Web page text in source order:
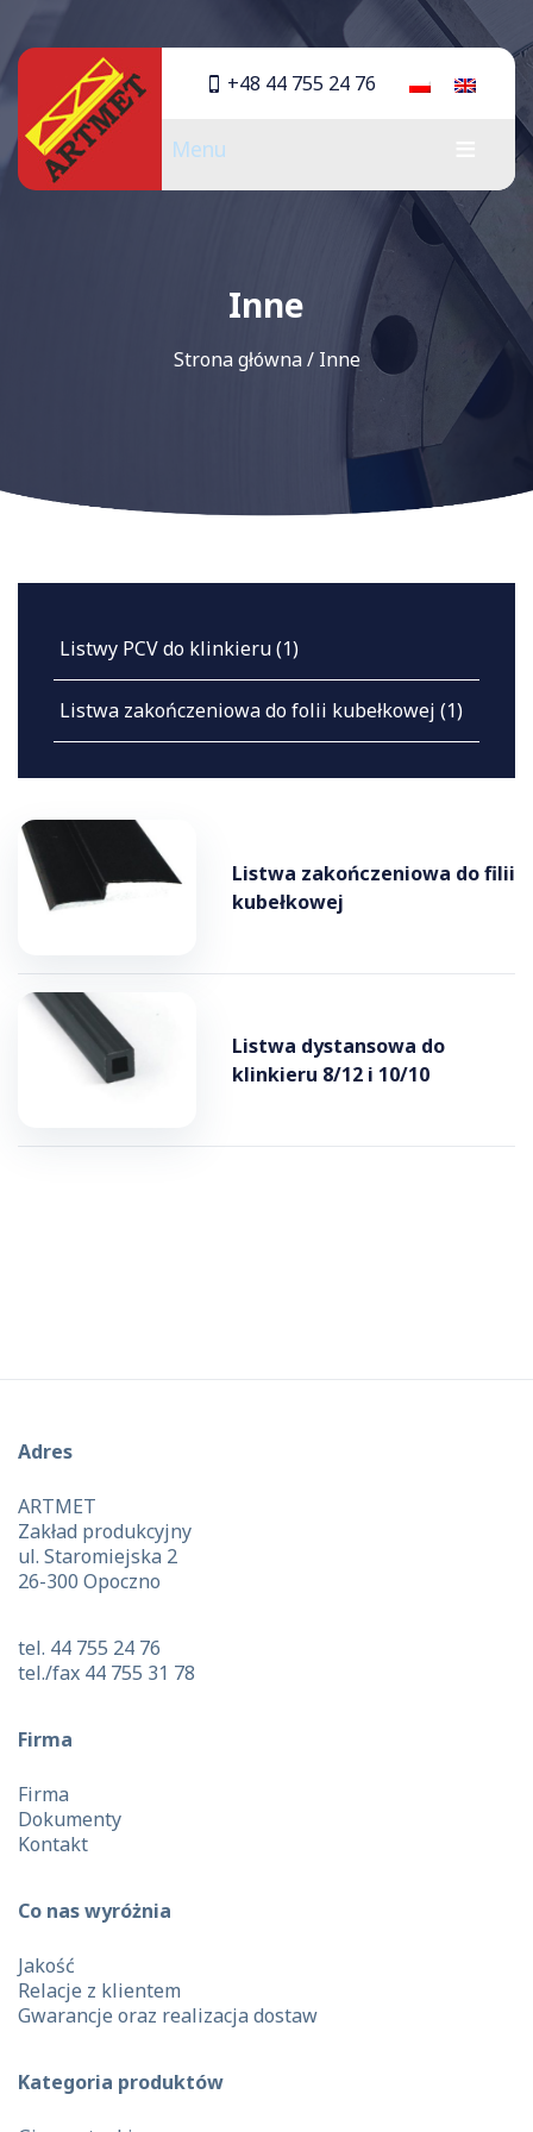
+48 44 755 24 76
Menu
Inne
Strona główna/ Inne
Listwy PCV do klinkieru(1)
Listwa zakończeniowa do folii kubełkowej (1)
Listwa zakończeniowa do filii
kubełkowej
Listwa dystansowa do
klinkieru 8/12 i 10/10
Adres
ARTMET
Zakład produkcyjny
ul. Staromiejska 2
26-300 Opoczno
tel. 44 755 24 76
tel./fax 44 755 31 78
Firma
Firma
Dokumenty
Kontakt
Co nas wyróżnia
Jakość
Relacje z klientem
Gwarancje oraz realizacja dostaw
Kategoria produktów